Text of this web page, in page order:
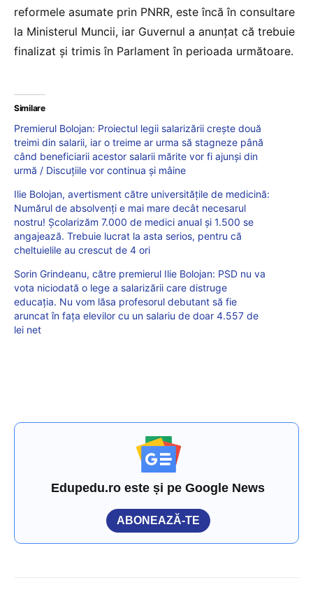
reformele asumate prin PNRR, este încă în consultare
la Ministerul Muncii, iar Guvernul a anunțat că trebuie
finalizat și trimis în Parlament în perioada următoare.
Similare
Premierul Bolojan: Proiectul legii salarizării crește două
treimi din salarii, iar o treime ar urma să stagneze până
când beneficiarii acestor salarii mărite vor fi ajunși din
urmă / Discuțiile vor continua și mâine
Ilie Bolojan, avertisment către universitățile de medicină:
Numărul de absolvenți e mai mare decât necesarul
nostru! Școlarizăm 7.000 de medici anual și 1.500 se
angajează. Trebuie lucrat la asta serios, pentru că
cheltuielile au crescut de 4 ori
Sorin Grindeanu, către premierul Ilie Bolojan: PSD nu va
vota niciodată o lege a salarizării care distruge
educația. Nu vom lăsa profesorul debutant să fie
aruncat în fața elevilor cu un salariu de doar 4.557 de
lei net
Edupedu.ro este și pe Google News
ABONEAZĂ-TE